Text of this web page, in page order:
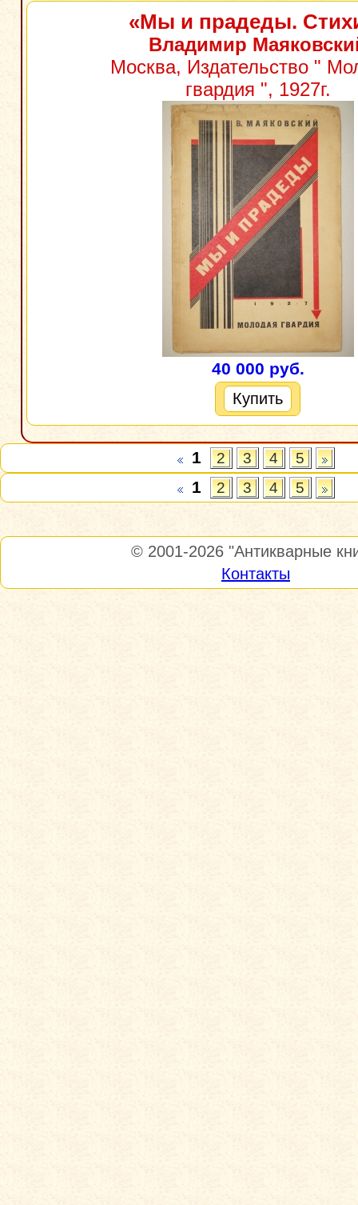
«Мы и прадеды.
Владимир
Москва, Издательство "
гвардия ", 1927г.
40 000 руб.
Купить
1 2 3 4 5
1 2 3 4 5
© 2001-2026 "Антикварные
Контакты